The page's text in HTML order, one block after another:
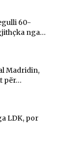
60-
nga...
Madridin,
për...
LDK, por